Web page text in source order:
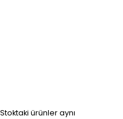
ürünler aynı